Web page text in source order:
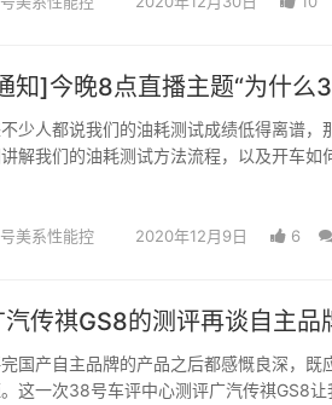
知]今晚8点直播主题“为什么
少人都说我们的油耗测试成绩低得离谱，
解我们的油耗测试方法流程，以及开车如
美系性能控 2020年12月9日 6
汽传祺GS8的测评再谈自主品
国产自主品牌的产品之后都感慨良深，
这一次38号车评中心测评广汽传祺GS8